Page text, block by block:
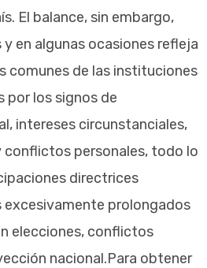
El balance, sin embargo,
en algunas ocasiones refleja
comunes de las instituciones
por los signos de
intereses circunstanciales,
personales, todo lo
directrices
prolongados
elecciones, conflictos
nacional.Para obtener